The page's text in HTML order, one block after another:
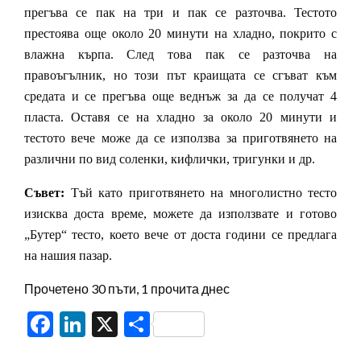
прегъва се пак на три и пак се разточва. Тестото
престоява още около 20 минути на хладно, покрито с
влажна кърпа. След това пак се разточва на
правоъгълник, но този път краищата се сгъват към
средата и се прегъва още веднъж за да се получат 4
пласта. Оставя се на хладно за около 20 минути и
тестото вече може да се използва за приготвянето на
различни по вид соленки, кифлички, тригунки и др.
Съвет: Тъй като приготвянето на многолистно тесто
изисква доста време, можете да използвате и готово
„Бутер“ тесто, което вече от доста години се предлага
на нашия пазар.
Прочетено 30 пъти, 1 прочита днес
Facebook
LinkedIn
X Share